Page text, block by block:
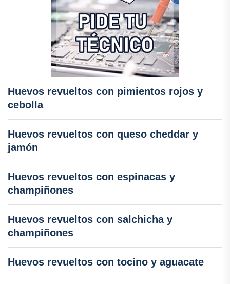
Huevos revueltos con pimientos rojos y
cebolla
Huevos revueltos con queso cheddar y
jamón
Huevos revueltos con espinacas y
champiñones
Huevos revueltos con salchicha y
champiñones
Huevos revueltos con tocino y aguacate